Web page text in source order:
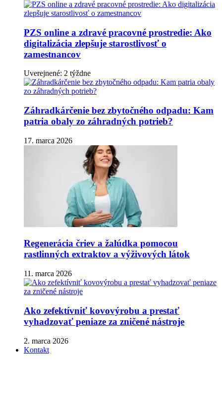
PZS online a zdravé pracovné prostredie: Ako
digitalizácia zlepšuje starostlivosť o
zamestnancov
Uverejnené: 2 týždne
Záhradkárčenie bez zbytočného odpadu: Kam
patria obaly zo záhradných potrieb?
17. marca 2026
Regenerácia čriev a žalúdka pomocou
rastlinných extraktov a výživových látok
11. marca 2026
Ako zefektívniť kovovýrobu a prestať
vyhadzovať peniaze za zničené nástroje
2. marca 2026
Kontakt